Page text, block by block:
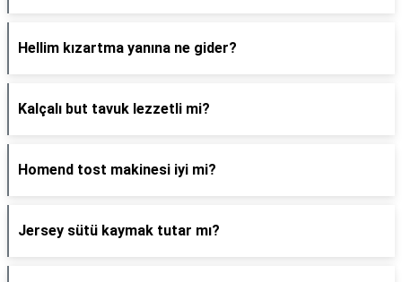
Hellim kızartma yanına ne gider?
Kalçalı but tavuk lezzetli mi?
Homend tost makinesi iyi mi?
Jersey sütü kaymak tutar mı?